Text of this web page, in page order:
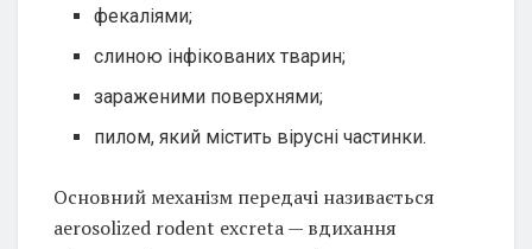
фекаліями;
слиною інфікованих тварин;
зараженими поверхнями;
пилом, який містить вірусні частинки.
Основний механізм передачі називається
aerosolized rodent excreta — вдихання